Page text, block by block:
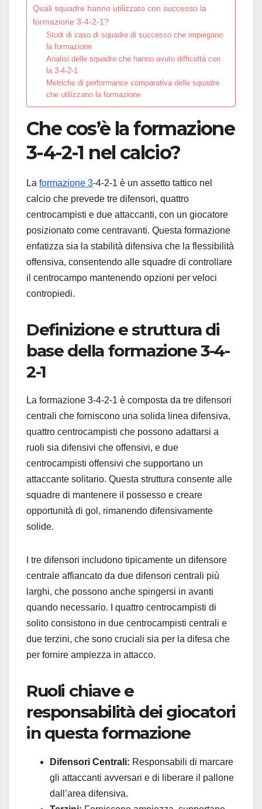
Quali squadre hanno utilizzato con successo la
formazione 3-4-2-1?
Studi di caso di squadre di successo che impiegano
la formazione
Analisi delle squadre che hanno avuto difficoltà con
la 3-4-2-1
Metriche di performance comparativa delle squadre
che utilizzano la formazione
Che cos’è la formazione
3-4-2-1 nel calcio?
La formazione 3-4-2-1 è un assetto tattico nel
calcio che prevede tre difensori, quattro
centrocampisti e due attaccanti, con un giocatore
posizionato come centravanti. Questa formazione
enfatizza sia la stabilità difensiva che la flessibilità
offensiva, consentendo alle squadre di controllare
il centrocampo mantenendo opzioni per veloci
contropiedi.
Definizione e struttura di
base della formazione 3-4-
2-1
La formazione 3-4-2-1 è composta da tre difensori
centrali che forniscono una solida linea difensiva,
quattro centrocampisti che possono adattarsi a
ruoli sia difensivi che offensivi, e due
centrocampisti offensivi che supportano un
attaccante solitario. Questa struttura consente alle
squadre di mantenere il possesso e creare
opportunità di gol, rimanendo difensivamente
solide.
I tre difensori includono tipicamente un difensore
centrale affiancato da due difensori centrali più
larghi, che possono anche spingersi in avanti
quando necessario. I quattro centrocampisti di
solito consistono in due centrocampisti centrali e
due terzini, che sono cruciali sia per la difesa che
per fornire ampiezza in attacco.
Ruoli chiave e
responsabilità dei giocatori
in questa formazione
Difensori Centrali: Responsabili di marcare
gli attaccanti avversari e di liberare il pallone
dall’area difensiva.